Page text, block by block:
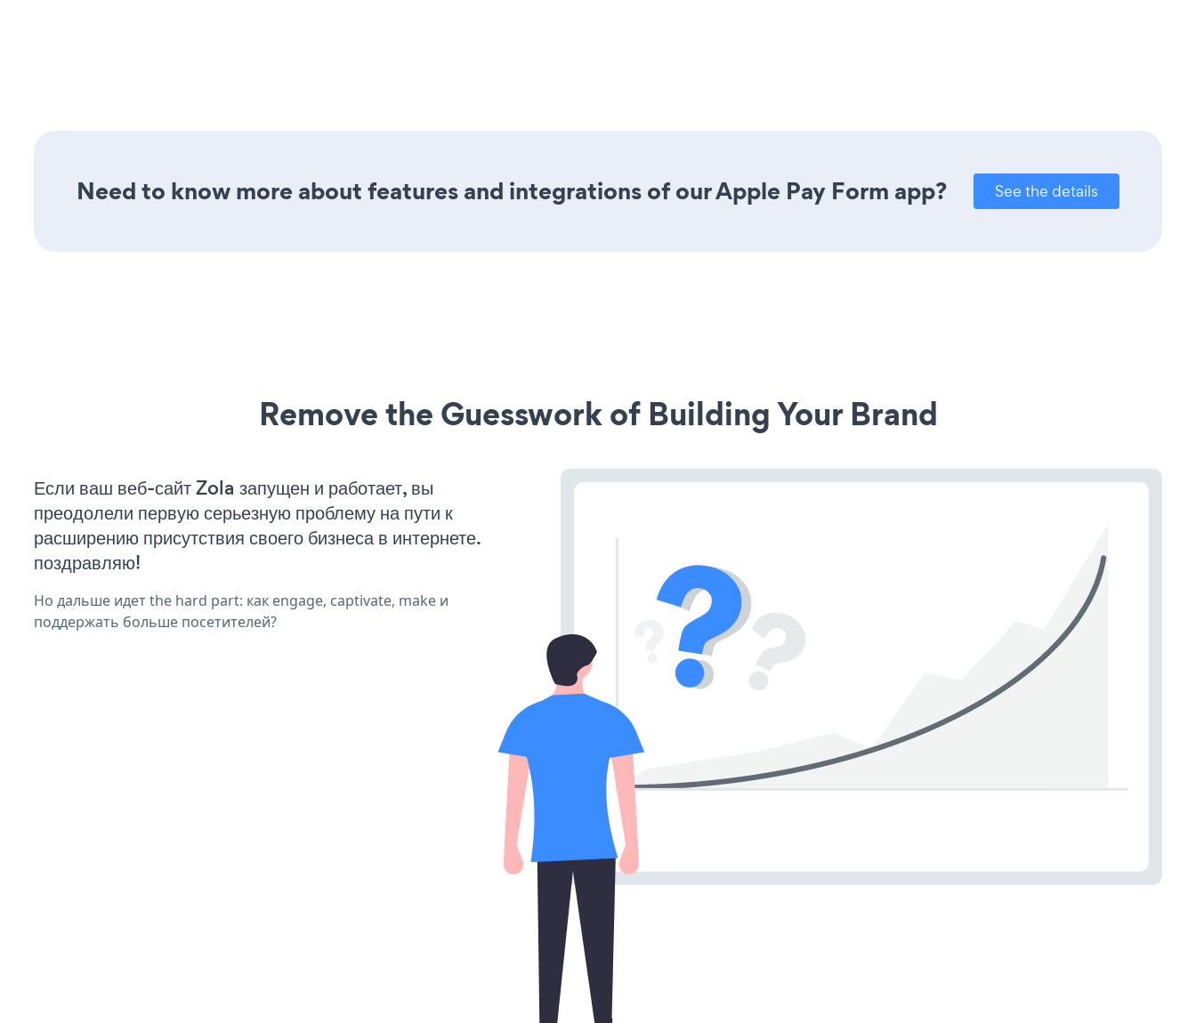
Need to know more about features and integrations of our Apple Pay Form app? See the details
Remove the Guesswork of Building Your Brand
Если ваш веб-сайт Zola запущен и работает, вы
преодолели первую серьезную проблему на пути к
расширению присутствия своего бизнеса в интернете.
поздравляю!
Но дальше идет the hard part: как engage, captivate, make и
поддержать больше посетителей?